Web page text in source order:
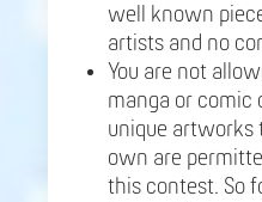
well known
artists and no
You are not
manga or comic
unique artworks
own are
this contest. So